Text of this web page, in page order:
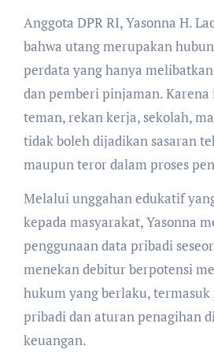
Anggota DPR RI, Yasonna H.
bahwa utang merupakan
perdata yang hanya
dan pemberi pinjaman.
teman, rekan kerja, sekolah,
tidak boleh dijadikan sasaran
maupun teror dalam proses
Melalui unggahan edukatif
kepada masyarakat, Yasonna
penggunaan data pribadi
menekan debitur berpotensi
hukum yang berlaku,
pribadi dan aturan penagihan
keuangan.